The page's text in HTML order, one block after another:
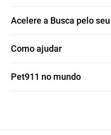
Acelere a Busca pelo
Como ajudar
Pet911 no mundo